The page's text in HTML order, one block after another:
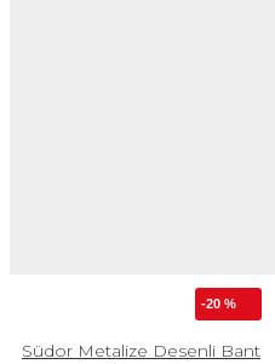
-20 %
Südor Metalize Desenli Bant